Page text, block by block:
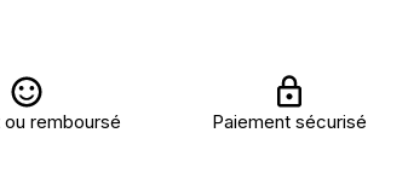
remboursé Paiement sécurisé